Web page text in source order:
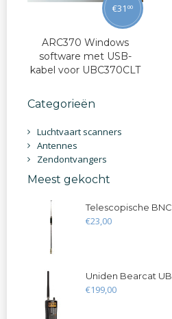
ARC370 Windows
software met USB-
kabel voor UBC370CLT
€31 00
Categorieën
Luchtvaart scanners
Antennes
Zendontvangers
Meest gekocht
Telescopische
€23,00
Uniden Bearcat
€199,00